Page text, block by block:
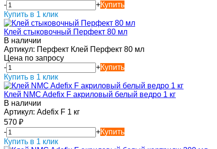
-
+Купить
Купить в 1 клик
Клей стыковочный Перфект 80 мл
В наличии
Артикул: Перфект Клей Перфект 80 мл
Цена по запросу
-
+Купить
Купить в 1 клик
Клей NMC Adefix F акриловый белый ведро 1 кг
В наличии
Артикул: Adefix F 1 кг
570 ₽
-
+Купить
Купить в 1 клик